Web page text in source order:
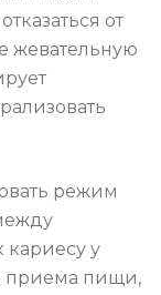
от
жевательную
режим
у
приема пищи,